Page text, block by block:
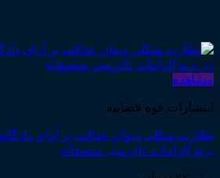
مشاهده
انتشارات قوه قضاییه
نظارت شکلی دیوان عدالت بر آرای
پرتو الزامات دادرسی منصفانه